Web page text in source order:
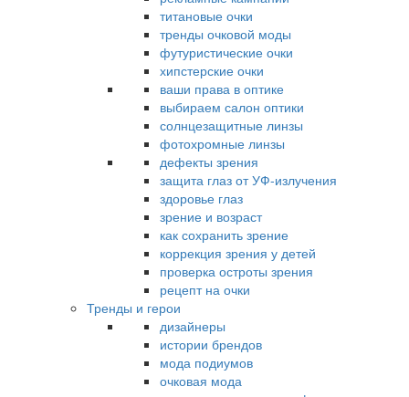
титановые очки
тренды очковой моды
футуристические очки
хипстерские очки
ваши права в оптике
выбираем салон оптики
солнцезащитные линзы
фотохромные линзы
дефекты зрения
защита глаз от УФ-излучения
здоровье глаз
зрение и возраст
как сохранить зрение
коррекция зрения у детей
проверка остроты зрения
рецепт на очки
Тренды и герои
дизайнеры
истории брендов
мода подиумов
очковая мода